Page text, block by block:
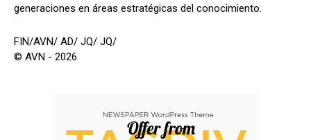
generaciones en áreas estratégicas del conocimiento.
FIN/AVN/ AD/ JQ/ JQ/
© AVN - 2026